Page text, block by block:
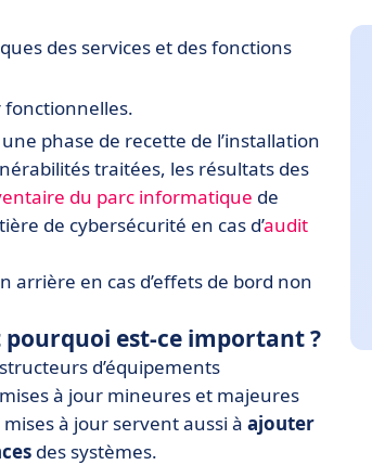
des services et des fonctions
fonctionnelles.
phase de recette de l’installation
traitées, les résultats des
du parc informatique de
de cybersécurité en cas d’audit
en cas d’effets de bord non
est-ce important ?
d’équipements
à jour mineures et majeures
à jour servent aussi à ajouter
des systèmes.